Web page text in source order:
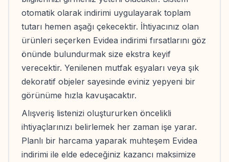
otomatik olarak indirimi uygulayarak toplam
tutarı hemen aşağı çekecektir. İhtiyacınız olan
ürünleri seçerken Evidea indirimi fırsatlarını göz
önünde bulundurmak size ekstra keyif
verecektir. Yenilenen mutfak eşyaları veya şık
dekoratif objeler sayesinde eviniz yepyeni bir
görünüme hızla kavuşacaktır.
Alışveriş listenizi oluştururken öncelikli
ihtiyaçlarınızı belirlemek her zaman işe yarar.
Planlı bir harcama yaparak muhteşem Evidea
indirimi ile elde edeceğiniz kazancı maksimize